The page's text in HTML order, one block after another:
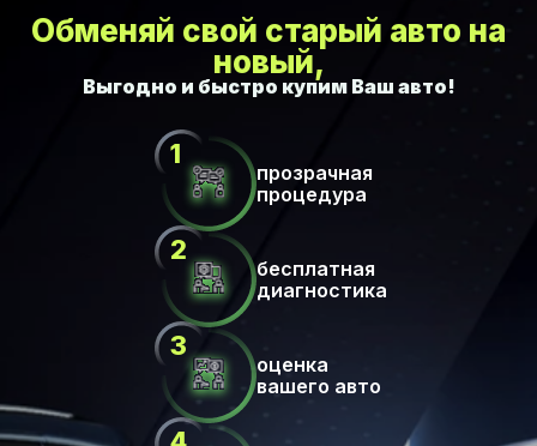
Обменяй свой старый авто на
новый,
прозрачная
процедура
бесплатная
диагностика
оценка
вашего авто